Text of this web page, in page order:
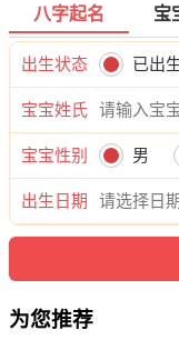
曜伦、信阳、寅弘、
翰郎、昀威、溪郎、
博弘、奕强、云辉、
喻宇、元迪、俊泽、
正海、汉凡、勋诚、
聪曜、锦浩、寅博、
秋瀚、天浚、唯帆、
八字起名 宝
出生状态 已出
宝宝姓氏
宝宝性别 男
出生日期
为您推荐